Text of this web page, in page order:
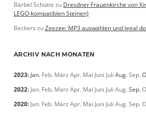
Bärbel Schütte zu Dresdner Frauenkirche von
LEGO-kompatiblen Steinen)
Beckers zuZeezee: MP3 auswählen und legal
ARCHIV NACH MONATEN
2023: Jan. Feb. März Apr. Mai Juni Juli Aug.Sep.
2022: Jan. Feb. März Apr. Mai Juni Juli Aug.Sep.
2020: Jan. Feb. März Apr. Mai Juni Juli Aug.Sep.